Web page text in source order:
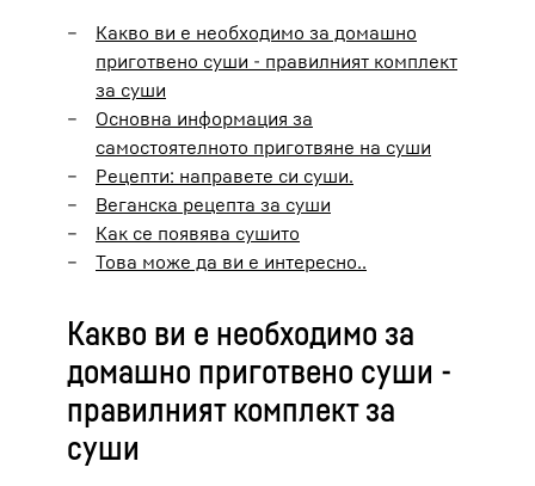
Какво ви е необходимо за домашно
приготвено суши - правилният комплект
за суши
Основна информация за
самостоятелното приготвяне на суши
Рецепти: направете си суши.
Веганска рецепта за суши
Как се появява сушито
Това може да ви е интересно..
Какво ви е необходимо за
домашно приготвено суши -
правилният комплект за
суши